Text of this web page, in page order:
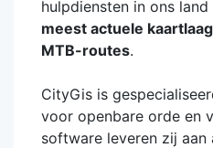
hulpdiensten in ons
meest actuele
MTB-routes.
CityGis is
voor openbare orde en
software leveren zij aan